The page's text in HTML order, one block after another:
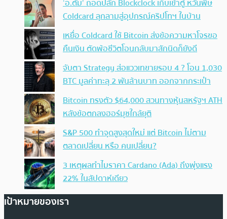
‘อ.ตั๊ม’ ถอดปลั้ก Blockclock เก็บเข้าตู้ หวั่นพิษ
Coldcard ลุกลามสู่อุปกรณ์คริปโทฯ ในบ้าน
เหยื่อ Coldcard ใช้ Bitcoin ส่งข้อความหาโจรขอ
คืนเงิน ตัดพ้อชีวิตโอนกลับมาสักนิดก็ยังดี
จับตา Strategy ส่อแววเทขายรอบ 4 ? โอน 1,030
BTC มูลค่าทะลุ 2 พันล้านบาท ออกจากกระเป๋า
Bitcoin ทรงตัว $64,000 สวนทางหุ้นสหรัฐฯ ATH
หลังข้อตกลงฮอร์มุซใกล้ยุติ
S&P 500 ทำจุดสูงสุดใหม่ แต่ Bitcoin ไม่ตาม
ตลาดเปลี่ยน หรือ คนเปลี่ยน?
3 เหตุผลทำไมราคา Cardano (Ada) ถึงพุ่งแรง
22% ในสัปดาห์เดียว
เป้าหมายของเรา